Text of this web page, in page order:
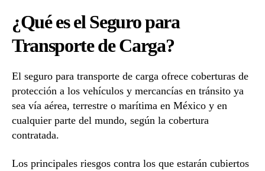
¿Qué es el Seguro para
Transporte de Carga?
El seguro para transporte de carga ofrece coberturas de
protección a los vehículos y mercancías en tránsito ya
sea vía aérea, terrestre o marítima en México y en
cualquier parte del mundo, según la cobertura
contratada.
Los principales riesgos contra los que estarán cubiertos